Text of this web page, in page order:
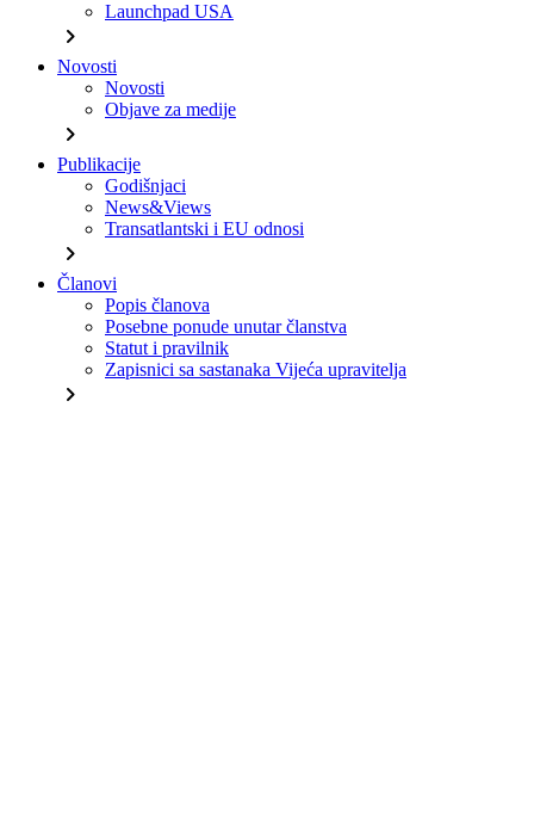
Launchpad USA
chevron_right
Novosti
Novosti
Objave za medije
chevron_right
Publikacije
Godišnjaci
News&Views
Transatlantski i EU odnosi
chevron_right
Članovi
Popis članova
Posebne ponude unutar članstva
Statut i pravilnik
Zapisnici sa sastanaka Vijeća upravitelja
chevron_right